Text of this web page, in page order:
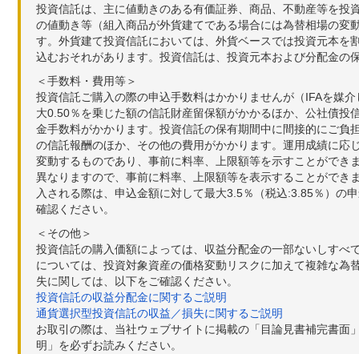
投資信託は、主に値動きのある有価証券、商品、不動産等を
の値動き等（組入商品が外貨建てである場合には為替相場の
す。外貨建て投資信託においては、外貨ベースでは投資元本
込むおそれがあります。投資信託は、投資元本および分配金の
＜手数料・費用等＞
投資信託ご購入の際の申込手数料はかかりませんが（IFAを媒
大0.50％を乗じた額の信託財産留保額がかかるほか、公社債
金手数料がかかります。投資信託の保有期間中に間接的にご
の信託報酬のほか、その他の費用がかかります。運用成績に
変動するものであり、事前に料率、上限額等を示すことがで
異なりますので、事前に料率、上限額等を表示することがで
入される際は、申込金額に対して最大3.5％（税込:3.85％）の
確認ください。
＜その他＞
投資信託の購入価額によっては、収益分配金の一部ないしす
については、投資対象資産の価格変動リスクに加えて複雑な
失に関しては、以下をご確認ください。
投資信託の収益分配金に関するご説明
通貨選択型投資信託の収益／損失に関するご説明
お取引の際は、当社ウェブサイトに掲載の「目論見書補完書
明」を必ずお読みください。